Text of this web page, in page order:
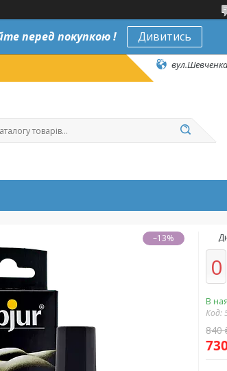
перед покупкою ! Дивитись
–13%
0
В
Код:
840